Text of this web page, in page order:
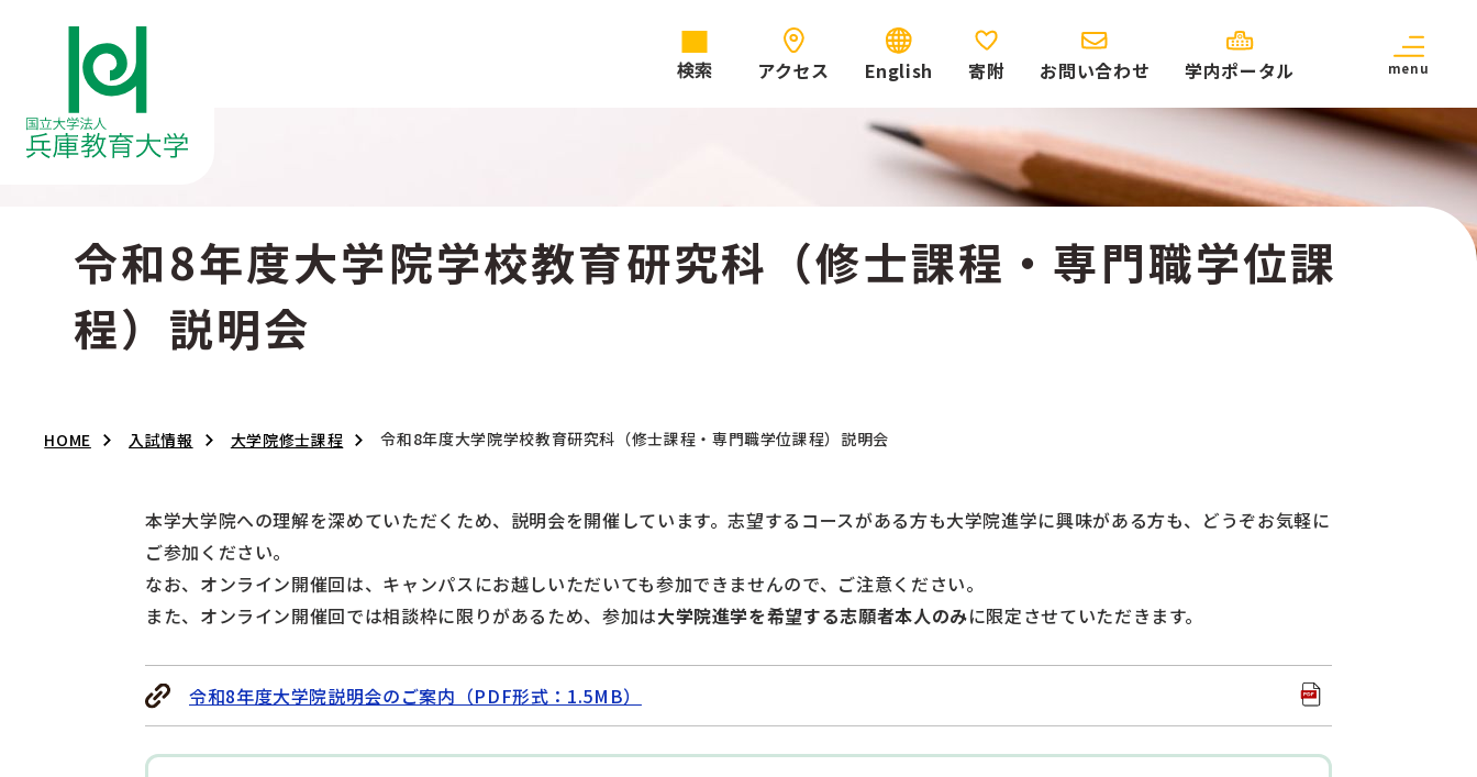
検索 アクセス English 寄附 お問い合わせ 学内ポータル menu
令和8年度大学院学校教育研究科（修士課程・専門職学位課
程）説明会
HOME 入試情報 大学院修士課程 令和8年度大学院学校教育研究科（修士課程・専門職学位課程）説明会
本学大学院への理解を深めていただくため、説明会を開催しています。志望するコースがある方も大学院進学に興味がある方も、どうぞお気軽に
ご参加ください。
なお、オンライン開催回は、キャンパスにお越しいただいても参加できませんので、ご注意ください。
また、オンライン開催回では相談枠に限りがあるため、参加は大学院進学を希望する志願者本人のみに限定させていただきます。
令和8年度大学院説明会のご案内（PDF形式：1.5MB）